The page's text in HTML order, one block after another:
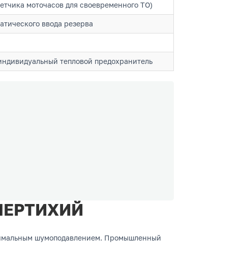
моточасов для своевременного ТО)
ввода резерва
тепловой предохранитель
шумоподавлением. Промышленный